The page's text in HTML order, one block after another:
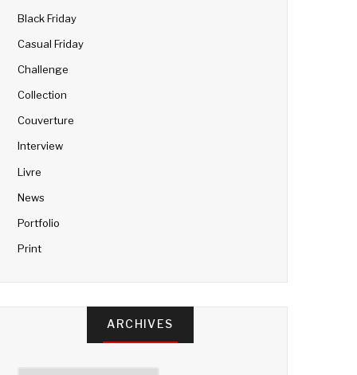
Black Friday
Casual Friday
Challenge
Collection
Couverture
Interview
Livre
News
Portfolio
Print
ARCHIVES